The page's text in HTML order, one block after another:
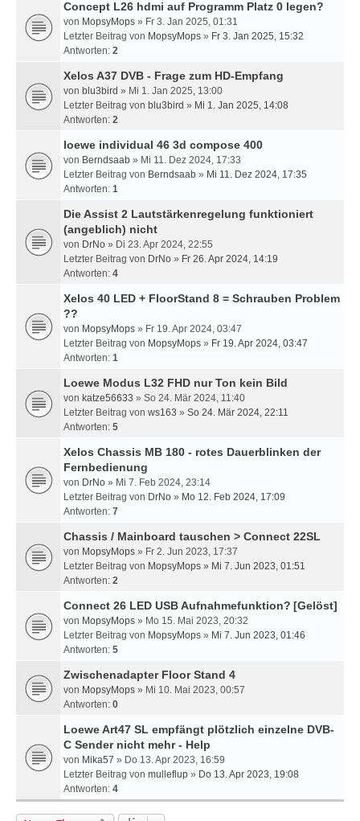
Concept L26 hdmi auf Programm Platz 0 legen?
von MopsyMops » Fr 3. Jan 2025, 01:31
Letzter Beitrag von MopsyMops » Fr 3. Jan 2025, 15:32
Antworten: 2
Xelos A37 DVB - Frage zum HD-Empfang
von blu3bird » Mi 1. Jan 2025, 13:00
Letzter Beitrag von blu3bird » Mi 1. Jan 2025, 14:08
Antworten: 2
loewe individual 46 3d compose 400
von Berndsaab » Mi 11. Dez 2024, 17:33
Letzter Beitrag von Berndsaab » Mi 11. Dez 2024, 17:35
Antworten: 1
Die Assist 2 Lautstärkenregelung funktioniert
(angeblich) nicht
von DrNo » Di 23. Apr 2024, 22:55
Letzter Beitrag von DrNo » Fr 26. Apr 2024, 14:19
Antworten: 4
Xelos 40 LED + FloorStand 8 = Schrauben Problem
??
von MopsyMops » Fr 19. Apr 2024, 03:47
Letzter Beitrag von MopsyMops » Fr 19. Apr 2024, 03:47
Antworten: 1
Loewe Modus L32 FHD nur Ton kein Bild
von katze56633 » So 24. Mär 2024, 11:40
Letzter Beitrag von ws163 » So 24. Mär 2024, 22:11
Antworten: 5
Xelos Chassis MB 180 - rotes Dauerblinken der
Fernbedienung
von DrNo » Mi 7. Feb 2024, 23:14
Letzter Beitrag von DrNo » Mo 12. Feb 2024, 17:09
Antworten: 7
Chassis / Mainboard tauschen > Connect 22SL
von MopsyMops » Fr 2. Jun 2023, 17:37
Letzter Beitrag von MopsyMops » Mi 7. Jun 2023, 01:51
Antworten: 2
Connect 26 LED USB Aufnahmefunktion? [Gelöst]
von MopsyMops » Mo 15. Mai 2023, 20:32
Letzter Beitrag von MopsyMops » Mi 7. Jun 2023, 01:46
Antworten: 5
Zwischenadapter Floor Stand 4
von MopsyMops » Mi 10. Mai 2023, 00:57
Antworten: 0
Loewe Art47 SL empfängt plötzlich einzelne DVB-
C Sender nicht mehr - Help
von Mika57 » Do 13. Apr 2023, 16:59
Letzter Beitrag von mulleflup » Do 13. Apr 2023, 19:08
Antworten: 4